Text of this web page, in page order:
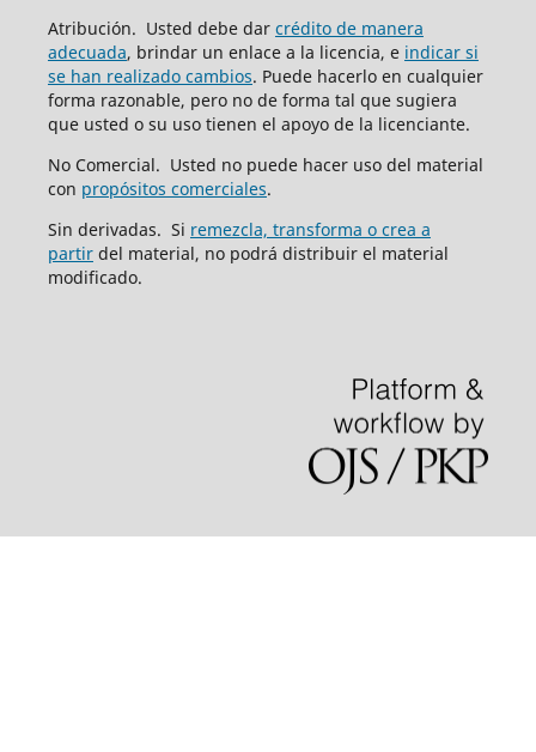
Atribución. Usted debe dar crédito de manera
adecuada, brindar un enlace a la licencia, e indicar si
se han realizado cambios. Puede hacerlo en cualquier
forma razonable, pero no de forma tal que sugiera
que usted o su uso tienen el apoyo de la licenciante.
No Comercial. Usted no puede hacer uso del material
con propósitos comerciales.
Sin derivadas. Si remezcla, transforma o crea a
partirdel material, no podrá distribuir el material
modificado.